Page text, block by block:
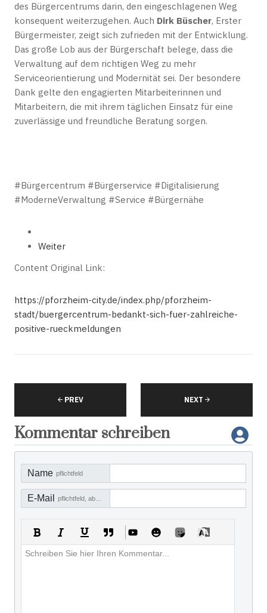
des Bürgercentrums darin, den eingeschlagenen Weg
konsequent weiterzugehen. Auch Dirk Büscher, Erster
Bürgermeister, zeigt sich zufrieden mit der Entwicklung.
Das große Lob aus der Bürgerschaft belege, dass die
Verwaltung auf dem richtigen Weg zu mehr
Serviceorientierung und Modernität sei. Der besondere
Dank gelte den engagierten Mitarbeiterinnen und
Mitarbeitern, die mit ihrem täglichen Einsatz für eine
zuverlässige und freundliche Beratung sorgen.
#Bürgercentrum #Bürgerservice #Digitalisierung
#ModerneVerwaltung #Service #Bürgernähe
Weiter
Content Original Link:
https://pforzheim-city.de/index.php/pforzheim-
stadt/buergercentrum-bedankt-sich-fuer-zahlreiche-
positive-rueckmeldungen
PREV NEXT
Kommentar schreiben
Name pflichtfeld
E-Mail